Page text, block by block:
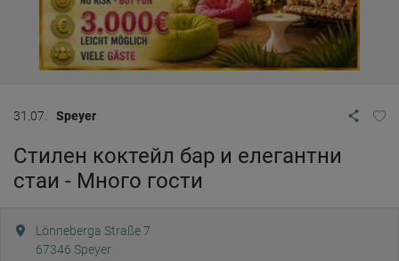
31.07. Speyer
Стилен коктейл бар и елегантни
стаи - Много гости
Lönneberga Straße 7
67346 Speyer